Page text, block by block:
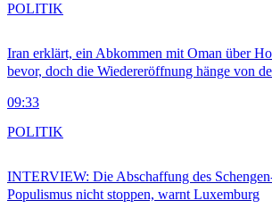
Iran erklärt, ein Abkommen mit Oman über
bevor, doch die Wiedereröffnung hänge von
09:33
POLITIK
INTERVIEW: Die Abschaffung des
Populismus nicht stoppen, warnt Luxemburg
POLITIK